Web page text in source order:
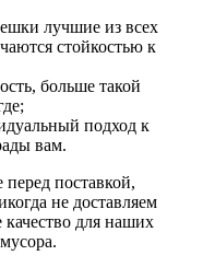
лучшие из всех
стойкостью к
больше такой
подход к
вам.
поставкой,
не доставляем
для наших